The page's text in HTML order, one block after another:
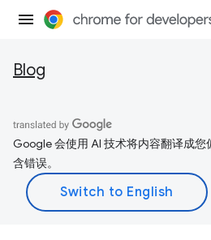
Blog
Google 会使用 AI 技术将内容翻译成
含错误。